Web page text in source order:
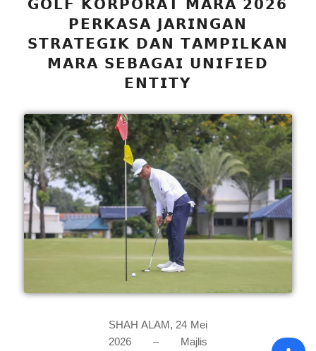
𝗚𝗢𝗟𝗙 𝗞𝗢𝗥𝗣𝗢𝗥𝗔𝗧 𝗠𝗔𝗥𝗔 𝟮𝟬𝟮𝟲
𝗣𝗘𝗥𝗞𝗔𝗦𝗔 𝗝𝗔𝗥𝗜𝗡𝗚𝗔𝗡
𝗦𝗧𝗥𝗔𝗧𝗘𝗚𝗜𝗞 𝗗𝗔𝗡 𝗧𝗔𝗠𝗣𝗜𝗟𝗞𝗔𝗡
𝗠𝗔𝗥𝗔 𝗦𝗘𝗕𝗔𝗚𝗔𝗜 𝗨𝗡𝗜𝗙𝗜𝗘𝗗
𝗘𝗡𝗧𝗜𝗧𝗬
SHAH ALAM, 24 Mei
2026 – Majlis